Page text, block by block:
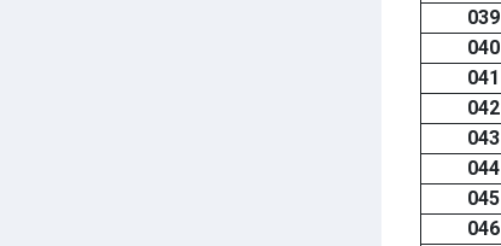
039
040
041
042
043
044
045
046